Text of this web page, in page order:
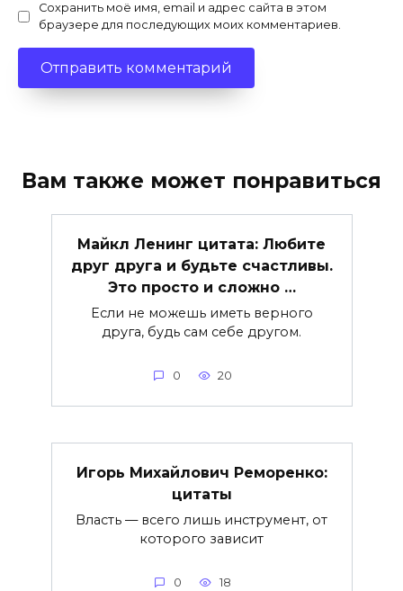
Сохранить моё имя, email и адрес сайта в этом
браузере для последующих моих комментариев.
Вам также может понравиться
Майкл Ленинг цитата: Любите
друг друга и будьте счастливы.
Это просто и сложно …
Если не можешь иметь верного
друга, будь сам себе другом.
0 20
Игорь Михайлович Реморенко:
цитаты
Власть — всего лишь инструмент, от
которого зависит
0 18